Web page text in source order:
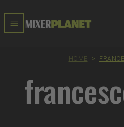
HOME >